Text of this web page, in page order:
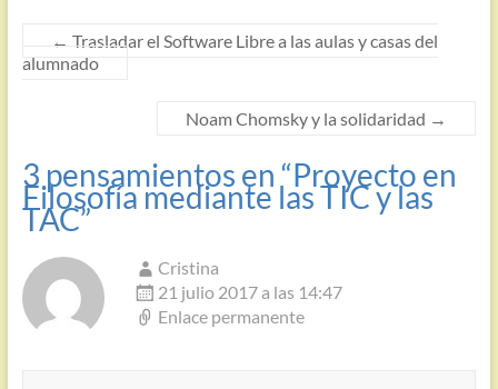
← Trasladar el Software Libre a las aulas y casas del
alumnado
Noam Chomsky y la solidaridad →
3 pensamientos en “Proyecto en
Filosofía mediante las TIC y las
TAC”
Cristina
21 julio 2017 a las 14:47
Enlace permanente